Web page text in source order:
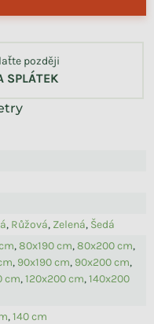
, Růžová, Zelená, Šedá
,80x190 cm,80x200 cm,
, 90x190 cm, 90x200 cm,
cm,120x200 cm,140x200
,140 cm
později
SPLÁTEK